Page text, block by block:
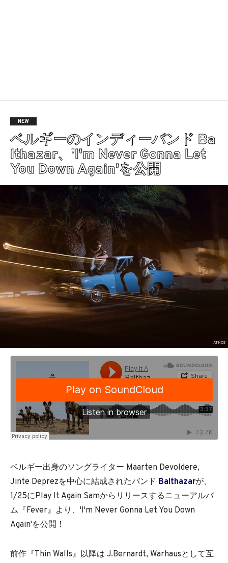
NEW
ベルギーのインディーバンド Ba
lthazar、'I'm Never Gonna Let
You Down Again'を公開
ATHOS
ベルギー出身のソングライター Maarten Devoldere,
Jinte Deprezを中心に結成されたバンド Balthazarが、
1/25にPlay It Again Samからリリースするニューアルバ
ム『Fever』より、'I'm Never Gonna Let You Down
Again'を公開！
前作『Thin Walls』以降は J.Bernardt, Warhausとして互